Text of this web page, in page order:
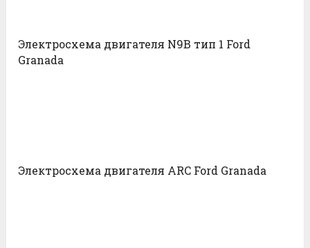
Электросхема двигателя N9B тип 1 Ford
Granada
Электросхема двигателя ARC Ford Granada